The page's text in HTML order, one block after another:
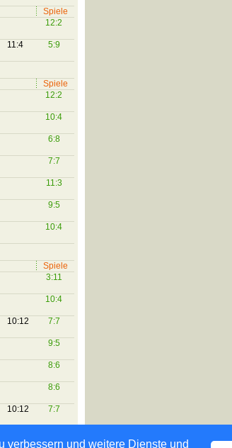
verbessern und weitere Dienste und
Spiele
12:2
11:4 5:9
Spiele
12:2
10:4
6:8
7:7
11:3
9:5
10:4
Spiele
3:11
10:4
10:12 7:7
9:5
8:6
8:6
10:12 7:7